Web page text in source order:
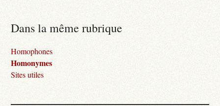
Dans la même rubrique
Homophones
Homonymes
Sites utiles